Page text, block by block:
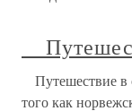
Путешествие
того как